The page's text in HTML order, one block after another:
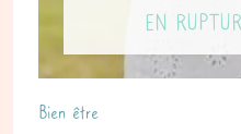
EN
Bien être